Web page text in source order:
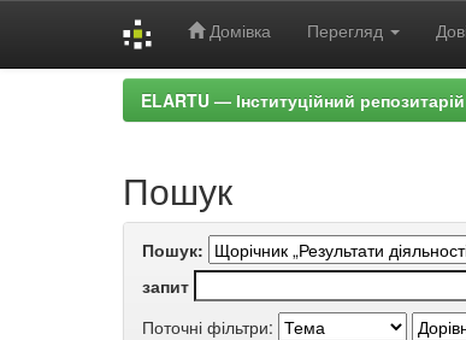
Домівка Перегляд
ELARTU — Інституційний
Пошук
Пошук:
запит
Поточні фільтри: